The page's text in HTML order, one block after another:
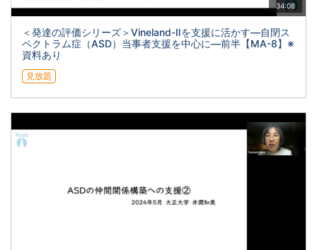
34:08
＜発達の評価シリーズ＞Vineland-Ⅱを支援に活かす―自閉ス
ペクトラム症（ASD）当事者支援を中心に―前半【MA-8】※
資料あり
見放題